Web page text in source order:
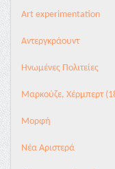
Αrt experimentation
Αντεργκράουντ
Ηνωμένες Πολιτείες
Μαρκούζε, Χέρμπερτ
Μορφή
Νέα Αριστερά